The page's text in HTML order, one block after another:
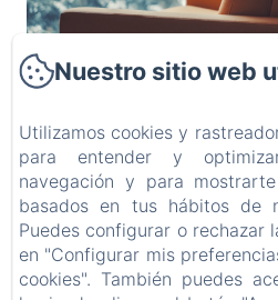
Alquiler
la
para
Antes de la llegada de la
ajetreo de fin de año,
un lugar tranquilo
3 min.
La Calma
Nuestro sitio web
Utilizamos cookies y
para entender y
navegación y para
basados en tus hábitos de
Puedes configurar o rechazar
en "Configurar mis
cookies". También puedes